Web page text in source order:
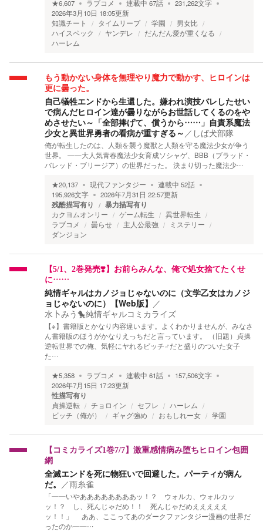
★6,607 ラブコメ 連載中 67話 231,262文字
2026年3月10日 18:05更新
知識チート
タイムリープ 学園
男女比
ハイスペック
ヤンデレ
だんだん愛が重くなる
ハーレム
もう動かない身体を無理やり魔力で動かす、ヒロインは
更に曇った。
自己犠牲エンドから生還した。嫌われ演技バレしたせい
で病んだヒロイン達が曇りながらお世話してくるのをや
めさせたい～「全部捧げて、償うから……」自責系魔法
少女と異世界勇者の看病が重すぎる～ ／ しば犬部隊
俺が転生したのは、人類を襲う魔獣と人類を守る魔法少女が争う
世界。 ――大人気青春魔法少女育成ソシャゲ、BBB（ブラッド・
バレッド・ブリージア）の世界だった。 決まり切った魔法少…
★20,137 現代ファンタジー 連載中 52話
195,926文字 2026年7月31日 22:57更新
残酷描写有り 暴力描写有り
カクヨムオンリー ゲーム転生
異世界転生
ラブコメ
曇らせ 主人公最強
ミステリー
ダンジョン
【5/1、2巻発売❣️】お前らみんな、俺で処女捨てたくせ
に……
純情ギャルはカノジョじゃないのに（文学乙女はカノジ
ョじゃないのに）【Web版】 ／
水卜みう🐤純情ギャルコミカライズ
【※】書籍版とかなり内容違います。よくわかりませんが、みなさ
ん書籍版のほうがかなりえっちだと言っています。 （旧題）貞操
逆転世界での俺、気軽にヤれるビッチ♂だと盛りのついた女子
た…
★5,358 ラブコメ 連載中 61話 157,506文字
2026年7月15日 17:23更新
性描写有り
貞操逆転 チョロイン セフレ
ハーレム
ビッチ（俺が）
ギャグ強め おもしれー女 学園
【コミカライズ1巻7/7】激重感情病み堕ちヒロイン包囲
網
全滅エンドを死に物狂いで回避した。パーティが病ん
だ。 ／雨糸雀
「――いやああああああああッ！？ ウォルカ、ウォルカッ
ッ！？ し、死んじゃだめ！！ 死んじゃだめえええええ
ッ！！」 ああ、ここってあのダークファンタジー漫画の世界だ
ったのか――…